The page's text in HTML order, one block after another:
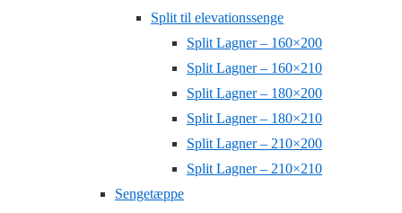
Split til elevationssenge
Split Lagner – 160×200
Split Lagner – 160×210
Split Lagner – 180×200
Split Lagner – 180×210
Split Lagner – 210×200
Split Lagner – 210×210
Sengetæppe